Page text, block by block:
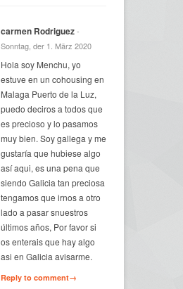
carmen Rodriguez-
Sonntag, der 1. März 2020
Hola soy Menchu, yo
estuve en un cohousing en
Malaga Puerto de la Luz,
puedo deciros a todos que
es precioso y lo pasamos
muy bien. Soy gallega y me
gustaría que hubiese algo
así aqui, es una pena que
siendo Galicia tan preciosa
tengamos que irnos a otro
lado a pasar snuestros
últimos años, Por favor si
os enterais que hay algo
asi en Galicia avisarme.
Reply to comment→